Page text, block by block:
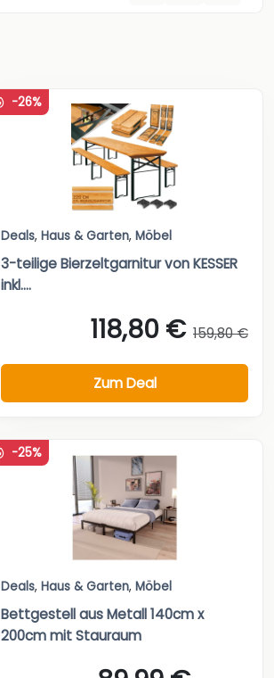
-26%
Deals, Haus & Garten, Möbel
3-teilige Bierzeltgarnitur von KESSER
inkl....
118,80 € 159,80 €
Zum Deal
-25%
Deals, Haus & Garten, Möbel
Bettgestell aus Metall 140cm x
200cm mit Stauraum